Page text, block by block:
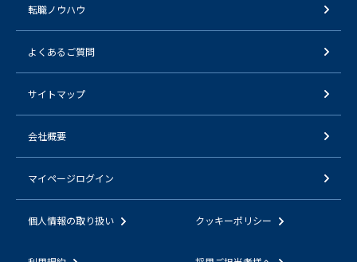
転職ノウハウ
よくあるご質問
サイトマップ
会社概要
マイページログイン
個人情報の取り扱い クッキーポリシー